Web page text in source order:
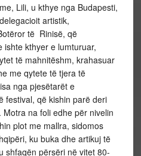
Lili, u kthye nga Budapesti,
artistik,
të Rinisë, që
ishte kthyer e lumturuar,
të mahnitëshm, krahasuar
me qytete të tjera të
nga pjesëtarët e
festival, që kishin parë deri
na foli edhe për nivelin
plot me mallra, sidomos
ku buka dhe artikuj të
shfaqën përsëri në vitet 80-